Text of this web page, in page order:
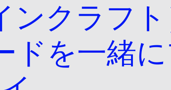
クラフト
ドを一緒